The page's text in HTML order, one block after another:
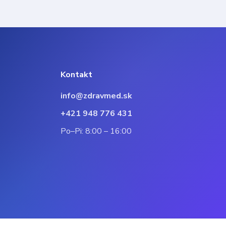
Kontakt
info@zdravmed.sk
+421 948 776 431
Po–Pi: 8:00 – 16:00